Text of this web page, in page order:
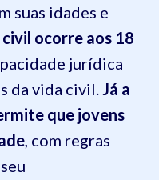
suas idades e
ocorre aos 18
jurídica
da vida civil. Já a
que jovens
, com regras